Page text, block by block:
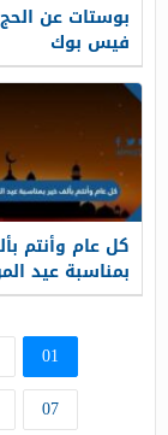
فيس بوك
كل عام وأنتم
بمناسبة عيد
النبوي الشريف 1448
01
07